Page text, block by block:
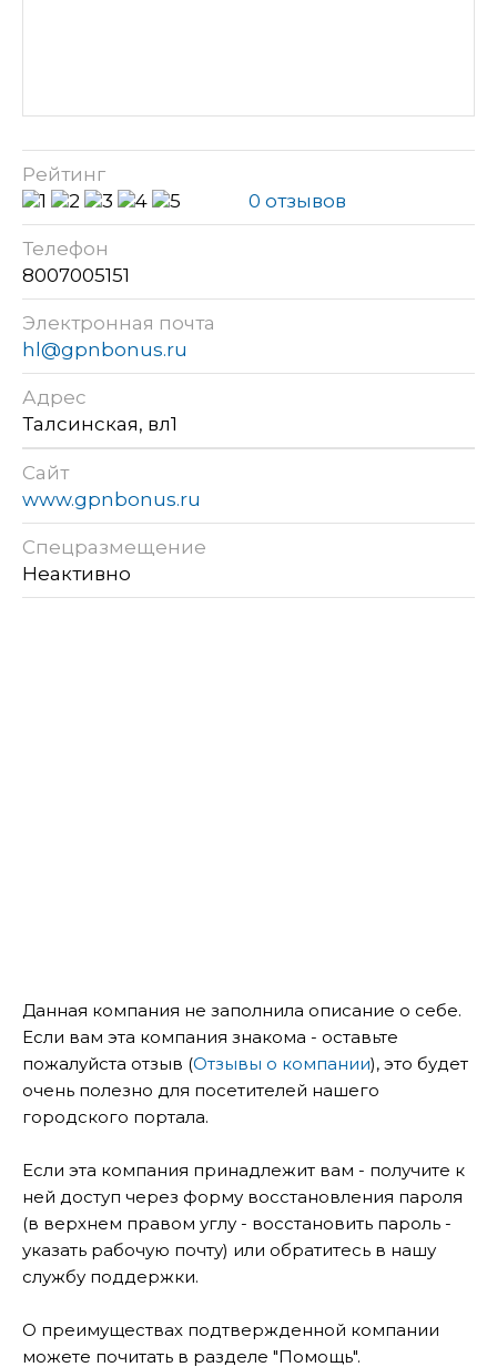
Рейтинг
0 отзывов
Телефон
8007005151
Электронная почта
hl@gpnbonus.ru
Адрес
Талсинская, вл1
Сайт
www.gpnbonus.ru
Спецразмещение
Неактивно
Данная компания не заполнила описание о себе.
Если вам эта компания знакома - оставьте
пожалуйста отзыв (Отзывы о компании), это будет
очень полезно для посетителей нашего
городского портала.
Если эта компания принадлежит вам - получите к
ней доступ через форму восстановления пароля
(в верхнем правом углу - восстановить пароль -
указать рабочую почту) или обратитесь в нашу
службу поддержки.
О преимуществах подтвержденной компании
можете почитать в разделе "Помощь".